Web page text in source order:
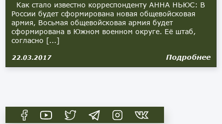
Как стало известно корреспонденту АННА НЬЮС: В
России будет сформирована новая общевойсковая
армия, Восьмая общевойсковая армия будет
сформирована в Южном военном округе. Её штаб,
согласно [...]
22.03.2017 Подробнее